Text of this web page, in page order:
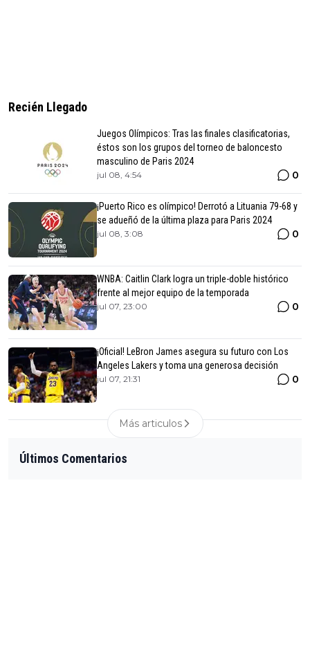
Recién Llegado
Juegos Olímpicos: Tras las finales clasificatorias,
éstos son los grupos del torneo de baloncesto
masculino de Paris 2024
jul 08, 4:54 0
¡Puerto Rico es olímpico! Derrotó a Lituania 79-68 y
se adueñó de la última plaza para Paris 2024
jul 08, 3:08 0
WNBA: Caitlin Clark logra un triple-doble histórico
frente al mejor equipo de la temporada
jul 07, 23:00 0
¡Oficial! LeBron James asegura su futuro con Los
Angeles Lakers y toma una generosa decisión
jul 07, 21:31 0
Más articulos
Últimos Comentarios